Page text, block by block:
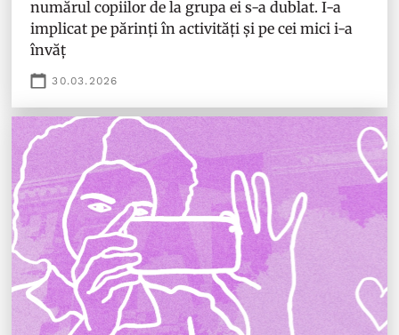
numărul copiilor de la grupa ei s-a dublat. I-a
implicat pe părinți în activități și pe cei mici i-a
învăț
30.03.2026